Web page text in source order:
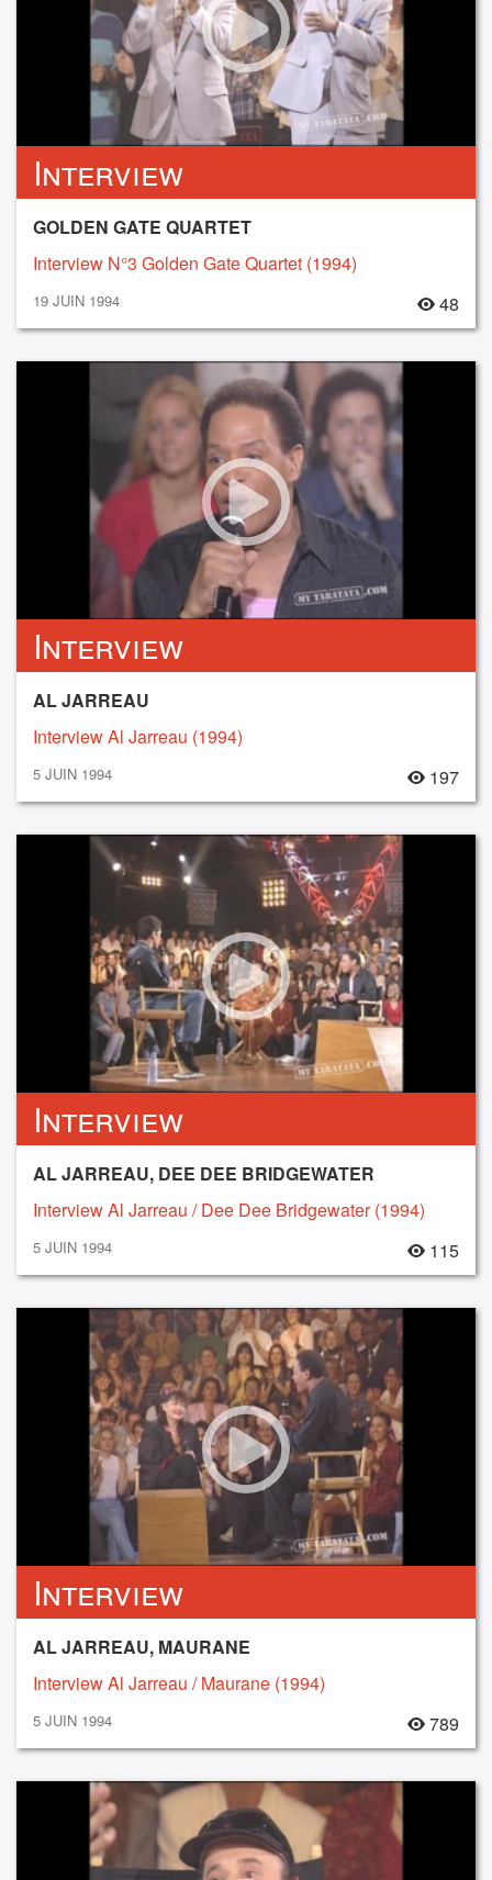
Interview
GOLDEN GATE QUARTET
Interview N°3 Golden Gate Quartet (1994)
19 JUIN 1994 48
Interview
AL JARREAU
Interview Al Jarreau (1994)
5 JUIN 1994 197
Interview
AL JARREAU, DEE DEE BRIDGEWATER
Interview Al Jarreau / Dee Dee Bridgewater (1994)
5 JUIN 1994 115
Interview
AL JARREAU, MAURANE
Interview Al Jarreau / Maurane (1994)
5 JUIN 1994 789